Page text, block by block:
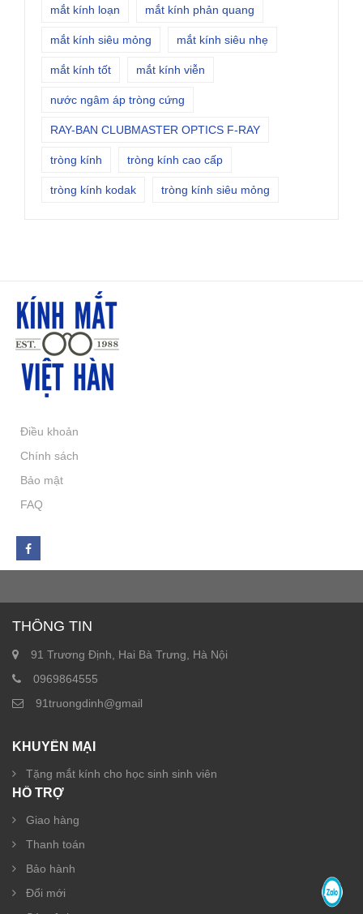
mắt kính loạn mắt kính phản quang
mắt kính siêu mỏng mắt kính siêu nhẹ
mắt kính tốt mắt kính viễn
nước ngâm áp tròng cứng
RAY-BAN CLUBMASTER OPTICS F-RAY
tròng kính tròng kính cao cấp
tròng kính kodak tròng kính siêu mỏng
Điều khoản
Chính sách
Bảo mật
FAQ
THÔNG TIN
91 Trương Định, Hai Bà Trưng, Hà Nội
0969864555
91truongdinh@gmail
KHUYẾN MẠI
Tặng mắt kính cho học sinh sinh viên
HỖ TRỢ
Giao hàng
Thanh toán
Bảo hành
Đổi mới